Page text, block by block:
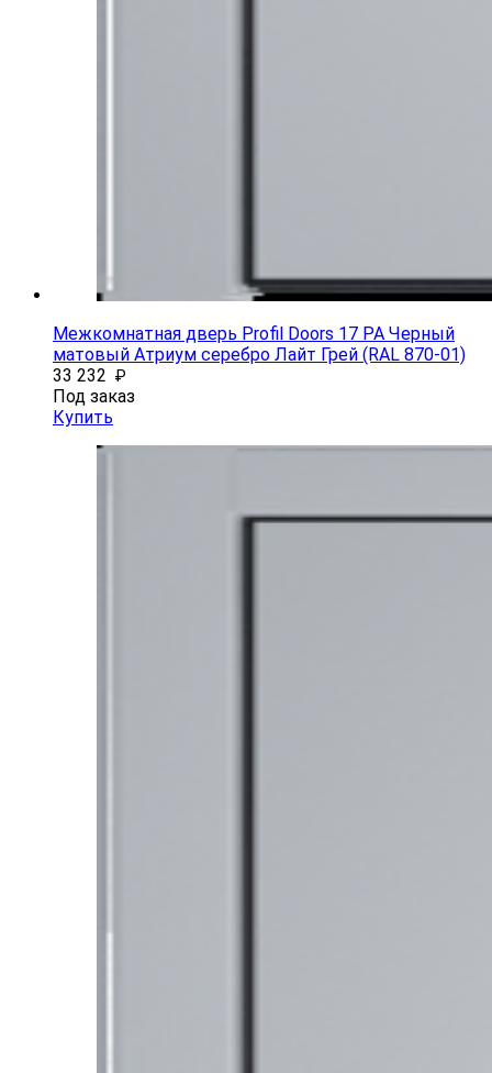
Межкомнатная дверь Profil Doors 17 PA Черный
матовый Атриум серебро Лайт Грей (RAL 870-01)
33 232 ₽
Под заказ
Купить